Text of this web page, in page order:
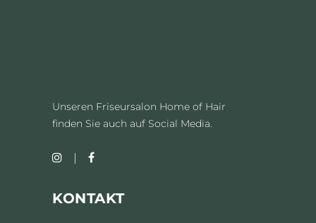
Unseren Friseursalon Home of Hair
finden Sie auch auf Social Media.
KONTAKT